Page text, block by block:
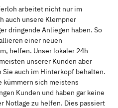
arbeitet nicht nur im
auch unsere Klempner
dringende Anliegen haben. So
einer neuen
helfen. Unser lokaler 24h
unserer Kunden aber
auch im Hinterkopf behalten.
kümmern sich meistens
Kunden und haben gar keine
Notlage zu helfen. Dies passiert